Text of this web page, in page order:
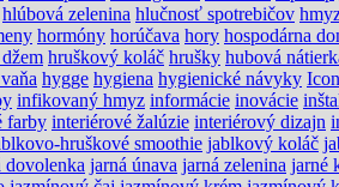
hlúbová zelenina hlučnosť spotrebičov
hormóny horúčava hory hospodárna
hruškový koláč hrušky hubová
hygge hygiena hygienické návyky
infikovaný hmyz informácie inovácie
farby interiérové žalúzie interiérový dizajn
hruškové smoothie jablkový koláč
dovolenka jarná únava jarná zelenina jarné